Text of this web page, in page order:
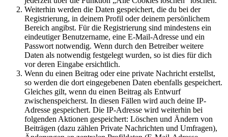
Weiterhin werden die Daten gespeichert, die du bei der
Registrierung, in deinem Profil oder deinem persönlichem
Bereich angibst. Für die Registrierung sind mindestens ein
eindeutiger Benutzername, eine E-Mail-Adresse und ein
Passwort notwendig. Wenn durch den Betreiber weitere
Daten als notwendig festgelegt wurden, so ist dies für dich
vor deren Eingabe ersichtlich.
Wenn du einen Beitrag oder eine private Nachricht erstellst,
so werden die dort eingegebenen Daten ebenfalls gespeichert.
Gleiches gilt, wenn du einen Beitrag als Entwurf
zwischenspeicherst. In diesen Fällen wird auch deine IP-
Adresse gespeichert. Die IP-Adresse wird weiterhin bei
folgenden Aktionen gespeichert: Löschen und Ändern von
Beiträgen (dazu zählen Private Nachrichten und Umfragen),